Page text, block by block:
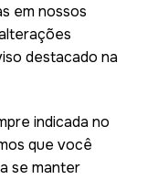
em nossos
destacado na
indicada no
que você
se manter